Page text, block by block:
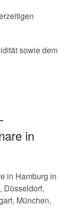
sowie dem
in
in Hamburg in
Düsseldorf,
München,